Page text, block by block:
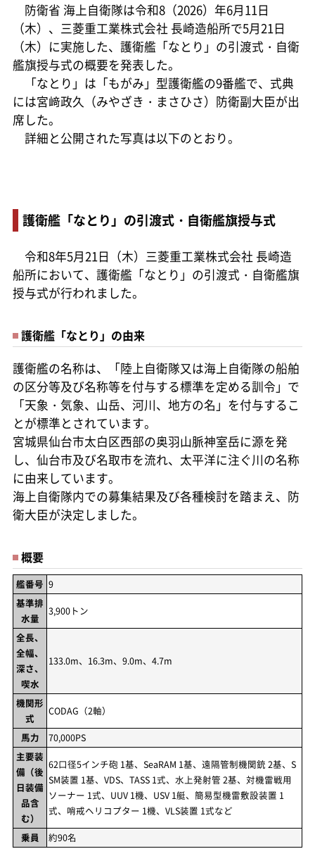
防衛省 海上自衛隊は令和8（2026）年6月11日
（木）、三菱重工業株式会社 長崎造船所で5月21日
（木）に実施した、護衛艦「なとり」の引渡式・自衛
艦旗授与式の概要を発表した。
「なとり」は「もがみ」型護衛艦の9番艦で、式典
には宮﨑政久（みやざき・まさひさ）防衛副大臣が出
席した。
詳細と公開された写真は以下のとおり。
護衛艦「なとり」の引渡式・自衛艦旗授与式
令和8年5月21日（木）三菱重工業株式会社 長崎造
船所において、護衛艦「なとり」の引渡式・自衛艦旗
授与式が行われました。
護衛艦「なとり」の由来
護衛艦の名称は、「陸上自衛隊又は海上自衛隊の船舶
の区分等及び名称等を付与する標準を定める訓令」で
「天象・気象、山岳、河川、地方の名」を付与するこ
とが標準とされています。
宮城県仙台市太白区西部の奥羽山脈神室岳に源を発
し、仙台市及び名取市を流れ、太平洋に注ぐ川の名称
に由来しています。
海上自衛隊内での募集結果及び各種検討を踏まえ、防
衛大臣が決定しました。
概要
艦番号 9
基準排
水量
3,900トン
全長、
全幅、
深さ、
喫水
133.0m、16.3m、9.0m、4.7m
機関形
式
CODAG（2軸）
馬力
70,000PS
主要装
備（後
日装備
品含
む）
62口径5インチ砲 1基、SeaRAM 1基、遠隔管制機関銃 2基、S
SM装置 1基、VDS、TASS 1式、水上発射管 2基、対機雷戦用
ソーナー 1式、UUV 1機、USV 1艇、簡易型機雷敷設装置 1
式、哨戒ヘリコプター 1機、VLS装置 1式など
乗員
約90名